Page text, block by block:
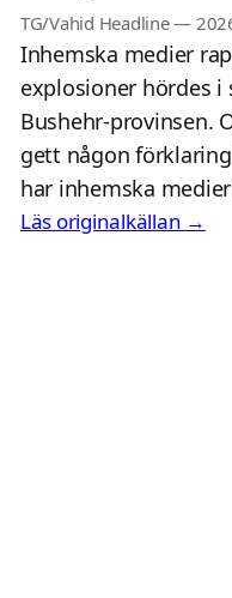
TG/Vahid Headline—
Inhemska medier
explosioner hördes i
Bushehr-provinsen.
gett någon
har inhemska
Läs originalkällan →